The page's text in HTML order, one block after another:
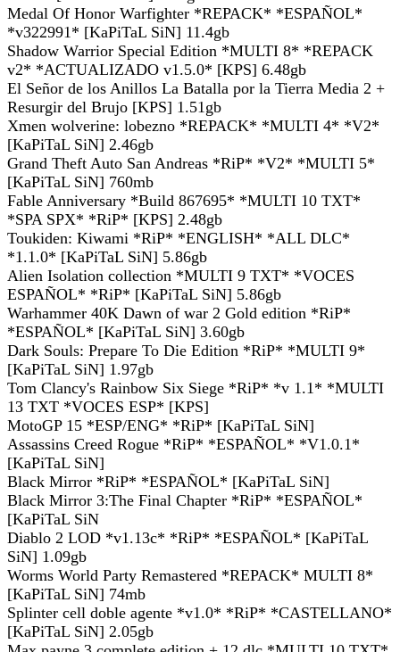
Medal Of Honor Warfighter *REPACK* *ESPAÑOL*
*v322991* [KaPiTaL SiN] 11.4gb
Shadow Warrior Special Edition *MULTI 8* *REPACK
v2* *ACTUALIZADO v1.5.0* [KPS] 6.48gb
El Señor de los Anillos La Batalla por la Tierra Media 2 +
Resurgir del Brujo [KPS] 1.51gb
Xmen wolverine: lobezno *REPACK* *MULTI 4* *V2*
[KaPiTaL SiN] 2.46gb
Grand Theft Auto San Andreas *RiP* *V2* *MULTI 5*
[KaPiTaL SiN] 760mb
Fable Anniversary *Build 867695* *MULTI 10 TXT*
*SPA SPX* *RiP* [KPS] 2.48gb
Toukiden: Kiwami *RiP* *ENGLISH* *ALL DLC*
*1.1.0* [KaPiTaL SiN] 5.86gb
Alien Isolation collection *MULTI 9 TXT* *VOCES
ESPAÑOL* *RiP* [KaPiTaL SiN] 5.86gb
Warhammer 40K Dawn of war 2 Gold edition *RiP*
*ESPAÑOL* [KaPiTaL SiN] 3.60gb
Dark Souls: Prepare To Die Edition *RiP* *MULTI 9*
[KaPiTaL SiN] 1.97gb
Tom Clancy's Rainbow Six Siege *RiP* *v 1.1* *MULTI
13 TXT *VOCES ESP* [KPS]
MotoGP 15 *ESP/ENG* *RiP* [KaPiTaL SiN]
Assassins Creed Rogue *RiP* *ESPAÑOL* *V1.0.1*
[KaPiTaL SiN]
Black Mirror *RiP* *ESPAÑOL* [KaPiTaL SiN]
Black Mirror 3:The Final Chapter *RiP* *ESPAÑOL*
[KaPiTaL SiN
Diablo 2 LOD *v1.13c* *RiP* *ESPAÑOL* [KaPiTaL
SiN] 1.09gb
Worms World Party Remastered *REPACK* MULTI 8*
[KaPiTaL SiN] 74mb
Splinter cell doble agente *v1.0* *RiP* *CASTELLANO*
[KaPiTaL SiN] 2.05gb